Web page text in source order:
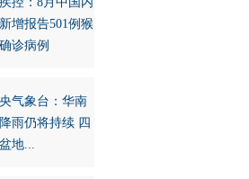
增报告501例猴
诊病例
气象台：华南
雨仍将持续 四
地...